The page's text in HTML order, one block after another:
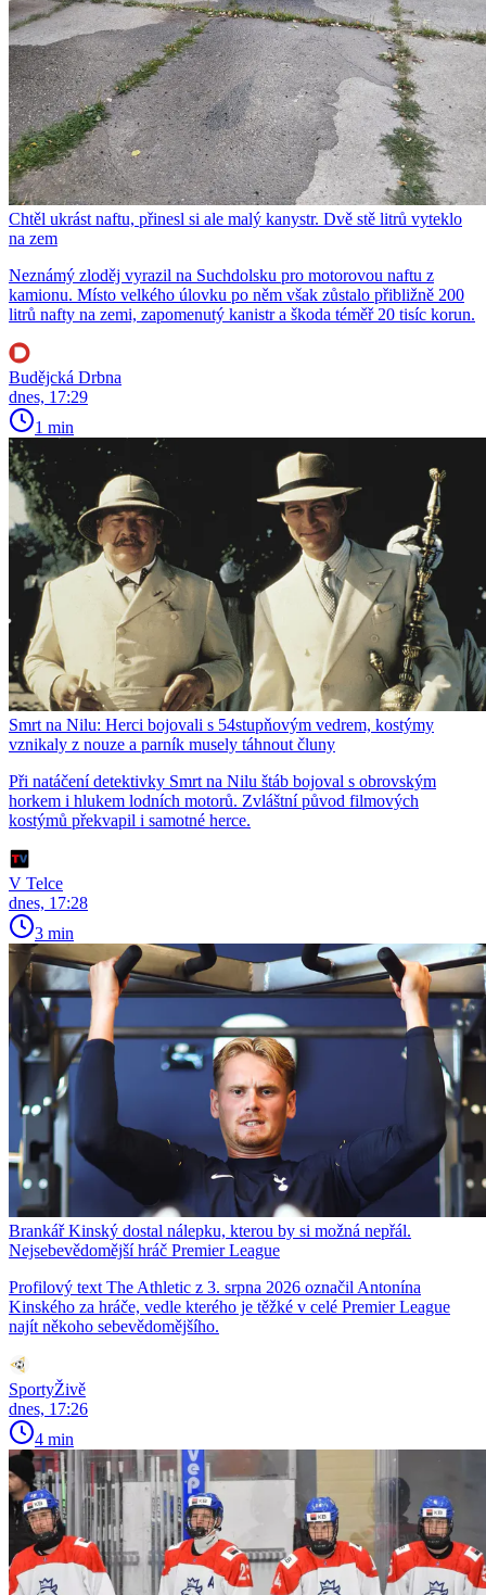
Chtěl ukrást naftu, přinesl si ale malý kanystr. Dvě stě litrů vyteklo
na zem
Neznámý zloděj vyrazil na Suchdolsku pro motorovou naftu z
kamionu. Místo velkého úlovku po něm však zůstalo přibližně 200
litrů nafty na zemi, zapomenutý kanistr a škoda téměř 20 tisíc korun.
Budějcká Drbna
dnes, 17:29
1 min
Smrt na Nilu: Herci bojovali s 54stupňovým vedrem, kostýmy
vznikaly z nouze a parník musely táhnout čluny
Při natáčení detektivky Smrt na Nilu štáb bojoval s obrovským
horkem i hlukem lodních motorů. Zvláštní původ filmových
kostýmů překvapil i samotné herce.
V Telce
dnes, 17:28
3 min
Brankář Kinský dostal nálepku, kterou by si možná nepřál.
Nejsebevědomější hráč Premier League
Profilový text The Athletic z 3. srpna 2026 označil Antonína
Kinského za hráče, vedle kterého je těžké v celé Premier League
najít někoho sebevědomějšího.
SportyŽivě
dnes, 17:26
4 min